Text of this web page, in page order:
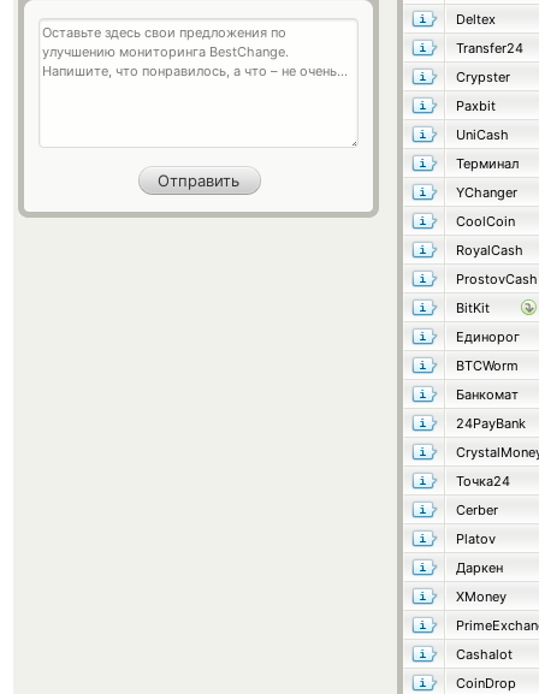
Deltex
Transfer24
Crypster
Paxbit
UniCash
Терминал
YChanger
CoolCoin
RoyalCash
ProstovCash
BitKit
Единорог
BTCWorm
Банкомат
24PayBank
Точка24
Cerber
Platov
Даркен
XMoney
Cashalot
CoinDrop